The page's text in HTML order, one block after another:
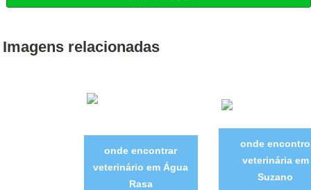
Imagens relacionadas
onde encontrar
veterinário em Água
Rasa
onde encontro
veterinária em
Suzano